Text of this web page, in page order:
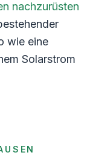
nachzurüsten
wie eine
Solarstrom